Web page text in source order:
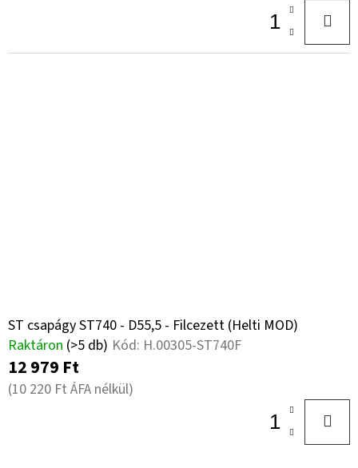
ST csapágy ST740 - D55,5 - Filcezett (Helti MOD)
Raktáron (>5 db) Kód: H.00305-ST740F
12 979 Ft
(10 220 Ft ÁFA nélkül)